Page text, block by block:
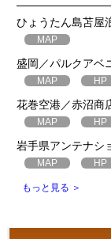
ひょうたん島苫屋
MAP
盛岡／パルクアベ
MAP HP
花巻空港／赤沼商
MAP HP
岩手県アンテナシ
MAP HP
もっと見る ＞